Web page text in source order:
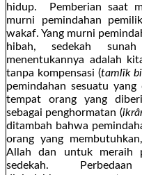
hidup. Pemberian saat
murni pemindahan
wakaf. Yang murni
hibah, sedekah
menentukannya adalah
tanpa kompensasi (tamlîk bi
pemindahan sesuatu
tempat orang yang
sebagai penghormatan (
ditambah bahwa
orang yang
Allah dan untuk meraih
sedekah.